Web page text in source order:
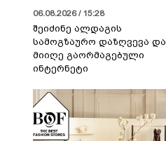
06.08.2026 / 15:28
შეიძინე ალდაგის
სამოგზაურო დაზღვევა და
მიიღე გაორმაგებული
ინტერნეტი